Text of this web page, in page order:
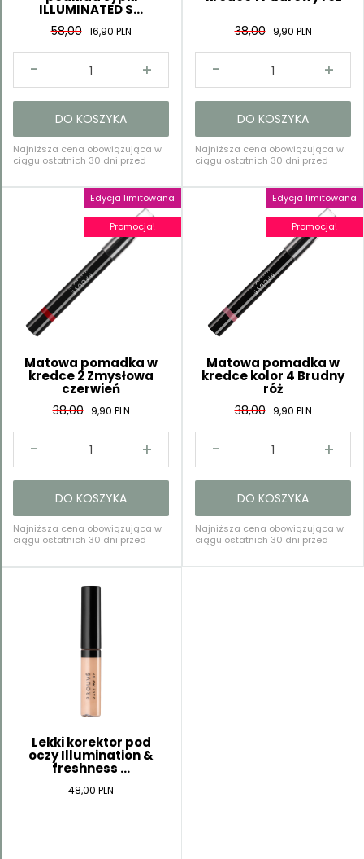
ILLUMINATED S...
58,00 16,90 PLN
DO KOSZYKA
Najniższa cena obowiązująca w
ciągu ostatnich 30 dni przed
38,00 9,90 PLN
DO KOSZYKA
Najniższa cena obowiązująca w
ciągu ostatnich 30 dni przed
Edycja limitowana
Promocja!
Matowa pomadka w
kredce 2 Zmysłowa
czerwień
38,00 9,90 PLN
DO KOSZYKA
Najniższa cena obowiązująca w
ciągu ostatnich 30 dni przed
Edycja limitowana
Promocja!
Matowa pomadka w
kredce kolor 4 Brudny
róż
38,00 9,90 PLN
DO KOSZYKA
Najniższa cena obowiązująca w
ciągu ostatnich 30 dni przed
Lekki korektor pod
oczy Illumination &
freshness ...
48,00 PLN